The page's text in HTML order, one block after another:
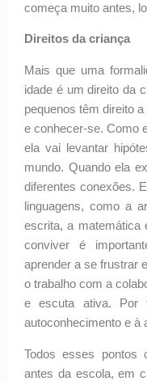
começa muito antes,
Direitos da criança
Mais que uma
idade é um direito da
pequenos têm direito
e conhecer-se. Como
ela vai levantar
mundo. Quando ela
diferentes conexões.
linguagens, como a
escrita, a matemática
conviver é
aprender a se frustrar
o trabalho com a
e escuta ativa. Por
autoconhecimento e à
Todos esses pontos
antes da escola, em